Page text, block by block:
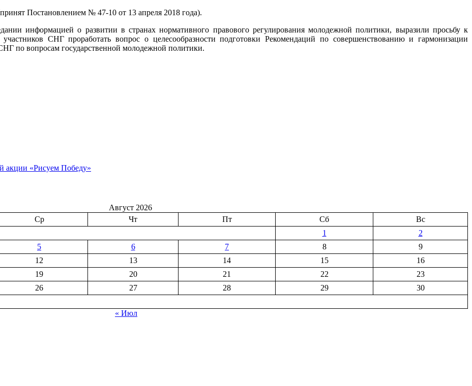
Постановлением № 47-10 от 13 апреля 2018 года).
информацией о развитии в странах нормативного правового регулирования молодежной политики, выразили просьбу к
СНГ проработать вопрос о целесообразности подготовки Рекомендаций по совершенствованию и гармонизации
по вопросам государственной молодежной политики.
акции «Рисуем Победу»
Август 2026
Ср Чт Пт Сб
Вс
1
2
5 6 7 8
9
12 13 14 15
16
19 20 21 22
23
26 27 28 29
30
« Июл